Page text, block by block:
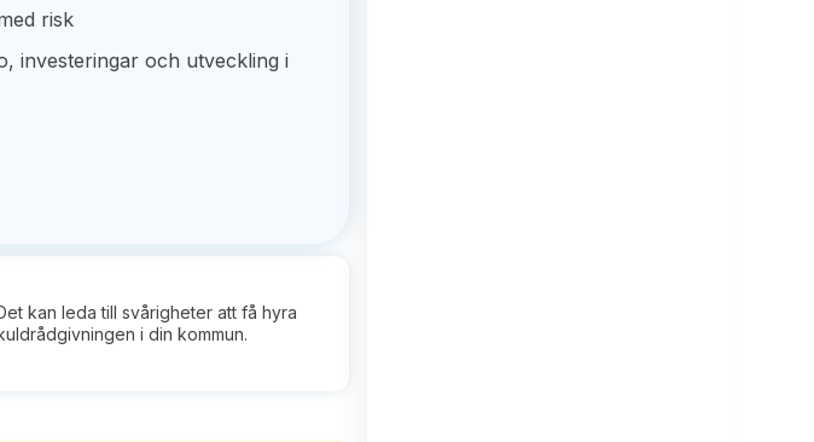
risk
investeringar och utveckling i
kan leda till svårigheter att få hyra
i din kommun.